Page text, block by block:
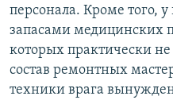
персонала. Кроме того,
запасами медицинских
которых практически
состав ремонтных
техники врага вынужден